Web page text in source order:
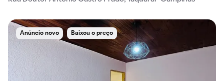
Anúncio novo Baixou o preço